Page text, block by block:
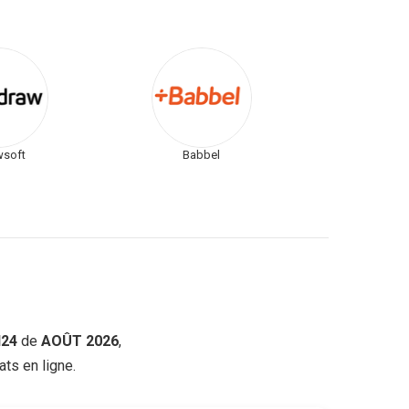
Babbel
de AOÛT 2026,
en ligne.